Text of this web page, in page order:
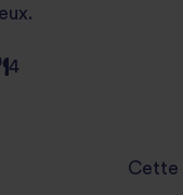
4
Cette